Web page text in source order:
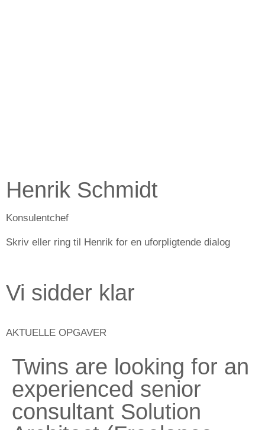
Henrik Schmidt
Konsulentchef
Skriv eller ring til Henrik for en uforpligtende dialog
Vi sidder klar
AKTUELLE OPGAVER
Twins are looking for an
experienced senior
consultant Solution